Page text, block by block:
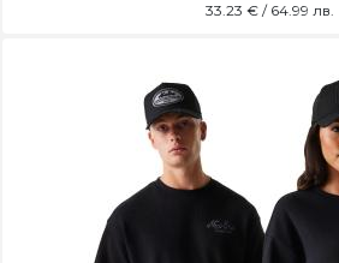
33.23 € / 64.99 лв.